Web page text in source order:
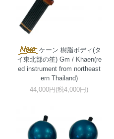
ケーン 樹脂ボディ(タ
イ東北部の笙) Gm / Khaen(re
ed instrument from northeast
ern Thailand)
44,000円(税4,000円)